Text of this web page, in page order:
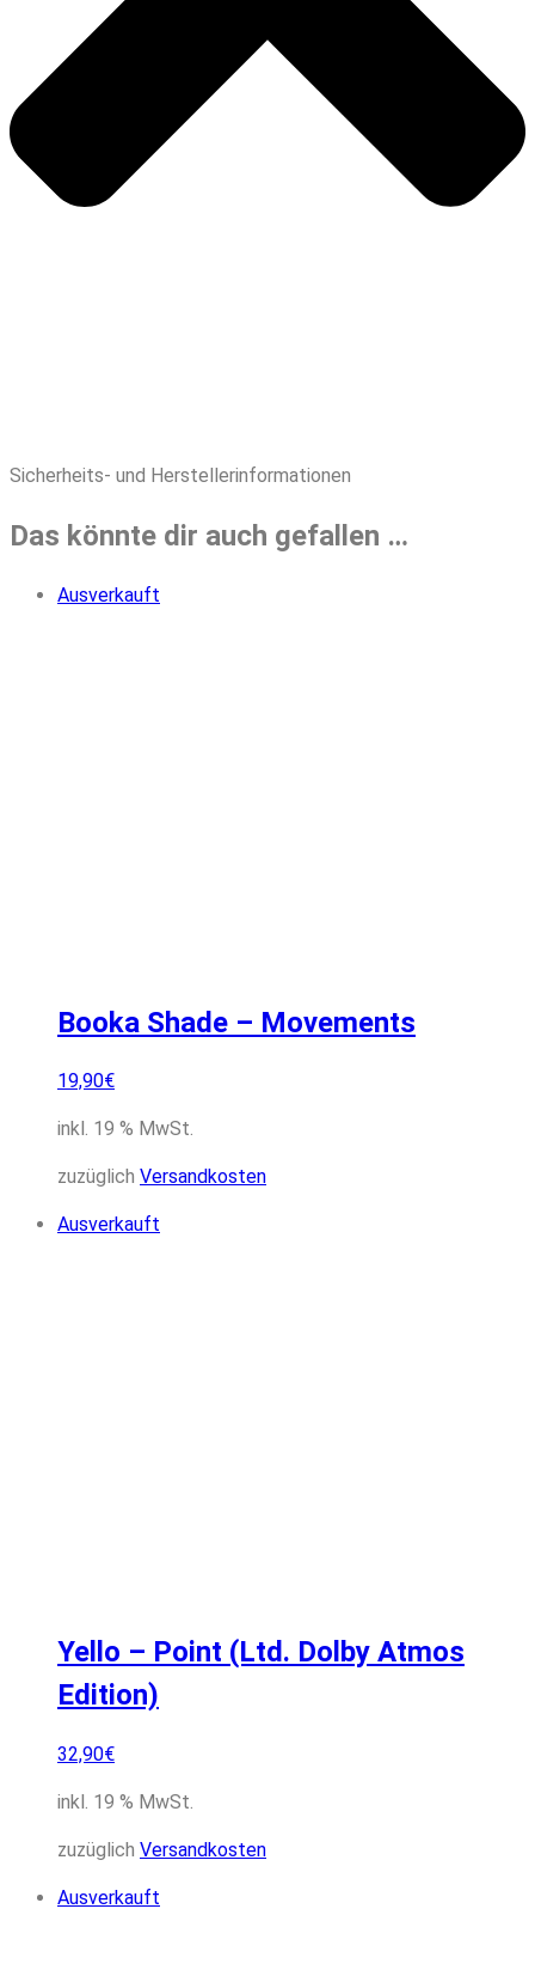
Sicherheits- und Herstellerinformationen
Das könnte dir auch gefallen …
Ausverkauft
Booka Shade – Movements
19,90€
inkl. 19 % MwSt.
zuzüglich Versandkosten
Ausverkauft
Yello – Point (Ltd. Dolby Atmos
Edition)
32,90€
inkl. 19 % MwSt.
zuzüglich Versandkosten
Ausverkauft